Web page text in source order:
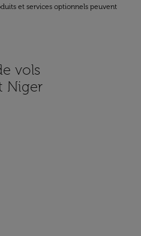
et services optionnels peuvent
vols
Niger